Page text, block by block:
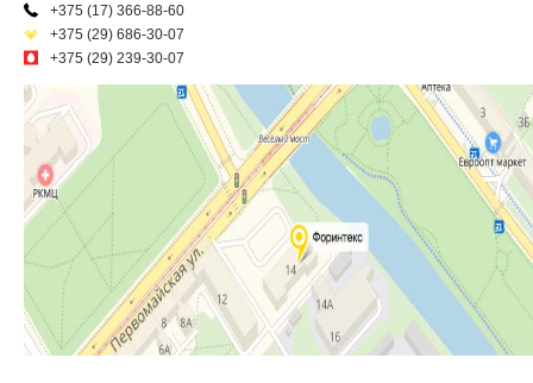
+375 (17) 366-88-60
+375 (29) 686-30-07
+375 (29) 239-30-07